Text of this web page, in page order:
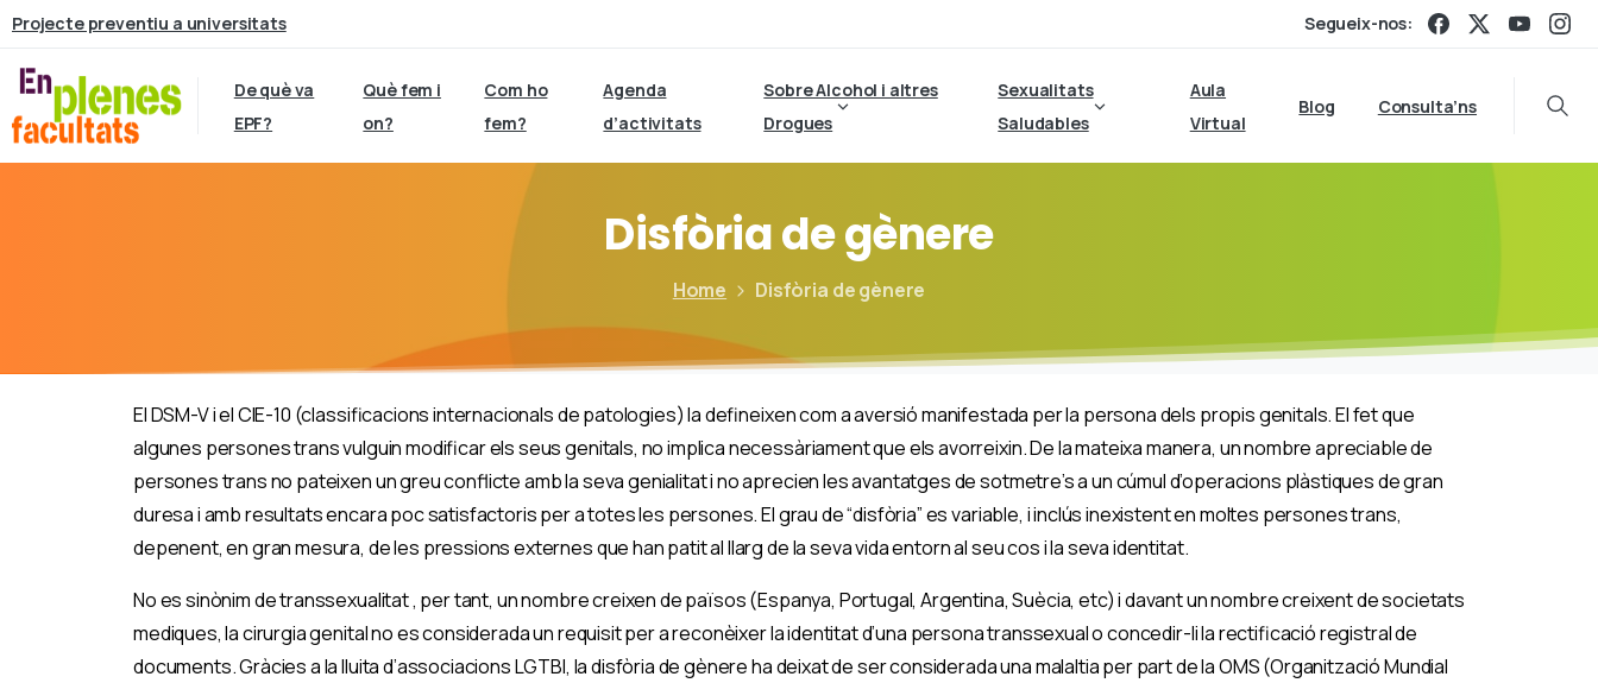
Projecte preventiu a universitats Segueix-nos:
De què va
EPF?
Què fem i
on?
Com ho
fem?
Agenda
d’activitats
Sobre Alcohol i altres
Drogues
Sexualitats
Saludables
Aula
Virtual
Blog Consulta’ns
Disfòriadegènere
Home Disfòria de gènere
El DSM-V i el CIE-10 (classificacions internacionals de patologies) la defineixen com a aversió manifestada per la persona dels propis genitals. El fet que
algunes persones trans vulguin modificar els seus genitals, no implica necessàriament que els avorreixin. De la mateixa manera, un nombre apreciable de
persones trans no pateixen un greu conflicte amb la seva genialitat i no aprecien les avantatges de sotmetre’s a un cúmul d’operacions plàstiques de gran
duresa i amb resultats encara poc satisfactoris per a totes les persones. El grau de “disfòria” es variable, i inclús inexistent en moltes persones trans,
depenent, en gran mesura, de les pressions externes que han patit al llarg de la seva vida entorn al seu cos i la seva identitat.
No es sinònim de transsexualitat , per tant, un nombre creixen de països (Espanya, Portugal, Argentina, Suècia, etc) i davant un nombre creixent de societats
mediques, la cirurgia genital no es considerada un requisit per a reconèixer la identitat d’una persona transsexual o concedir-li la rectificació registral de
documents. Gràcies a la lluita d’associacions LGTBI, la disfòria de gènere ha deixat de ser considerada una malaltia per part de la OMS (Organització Mundial